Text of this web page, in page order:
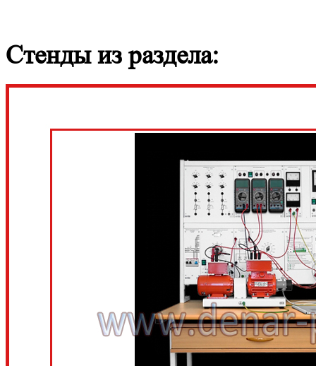
Стенды из раздела: